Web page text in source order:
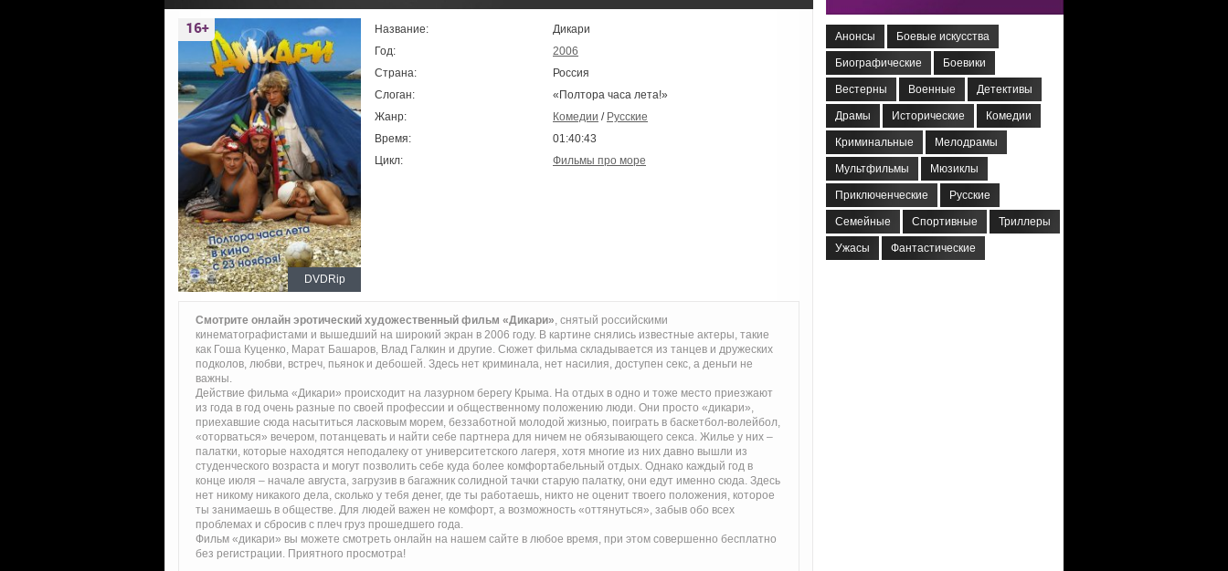
DVDRip
Название:
Дикари
Год:
2006
Страна:
Россия
Слоган:
«Полтора часа лета!»
Жанр:
Комедии / Русские
Время:
01:40:43
Цикл:
Фильмы про море
Смотрите онлайн эротический художественный фильм «Дикари», снятый российскими
кинематографистами и вышедший на широкий экран в 2006 году. В картине снялись известные актеры, такие
как Гоша Куценко, Марат Башаров, Влад Галкин и другие. Сюжет фильма складывается из танцев и дружеских
подколов, любви, встреч, пьянок и дебошей. Здесь нет криминала, нет насилия, доступен секс, а деньги не
важны.
Действие фильма «Дикари» происходит на лазурном берегу Крыма. На отдых в одно и тоже место приезжают
из года в год очень разные по своей профессии и общественному положению люди. Они просто «дикари»,
приехавшие сюда насытиться ласковым морем, беззаботной молодой жизнью, поиграть в баскетбол-волейбол,
«оторваться» вечером, потанцевать и найти себе партнера для ничем не обязывающего секса. Жилье у них –
палатки, которые находятся неподалеку от университетского лагеря, хотя многие из них давно вышли из
студенческого возраста и могут позволить себе куда более комфортабельный отдых. Однако каждый год в
конце июля – начале августа, загрузив в багажник солидной тачки старую палатку, они едут именно сюда. Здесь
нет никому никакого дела, сколько у тебя денег, где ты работаешь, никто не оценит твоего положения, которое
ты занимаешь в обществе. Для людей важен не комфорт, а возможность «оттянуться», забыв обо всех
проблемах и сбросив с плеч груз прошедшего года.
Фильм «дикари» вы можете смотреть онлайн на нашем сайте в любое время, при этом совершенно бесплатно
без регистрации. Приятного просмотра!
Анонсы Боевые искусства
Биографические Боевики
Вестерны Военные Детективы
Драмы Исторические Комедии
Криминальные Мелодрамы
Мультфильмы Мюзиклы
Приключенческие Русские
Семейные Спортивные Триллеры
Ужасы Фантастические